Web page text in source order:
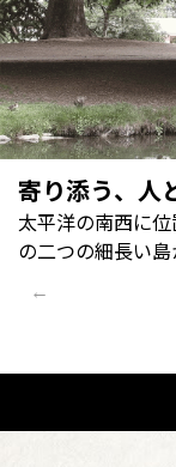
瀬戸内の春、
穏やかな瀬戸内
ンの花が香るこ
←